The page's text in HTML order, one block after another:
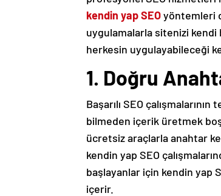
kendin yap SEOyöntemleri
uygulamalarla sitenizi kendi
herkesin uygulayabileceği
1. Doğru
Başarılı SEO
bilmeden içerik üretmek
ücretsiz araçlarla anahtar
kendin yap SEO
başlayanlar için kendin yap
içerir.